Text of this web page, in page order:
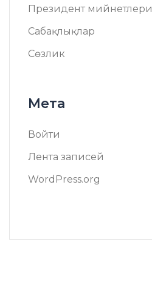
Президент мийнетлери
Сабақлықлар
Сөзлик
Мета
Войти
Лента записей
WordPress.org